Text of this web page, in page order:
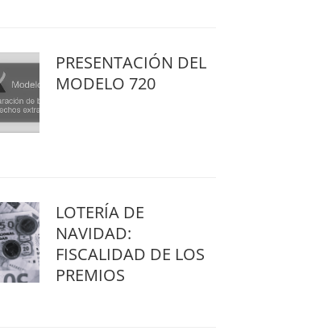
PRESENTACIÓN DEL
MODELO 720
LOTERÍA DE
NAVIDAD:
FISCALIDAD DE LOS
PREMIOS